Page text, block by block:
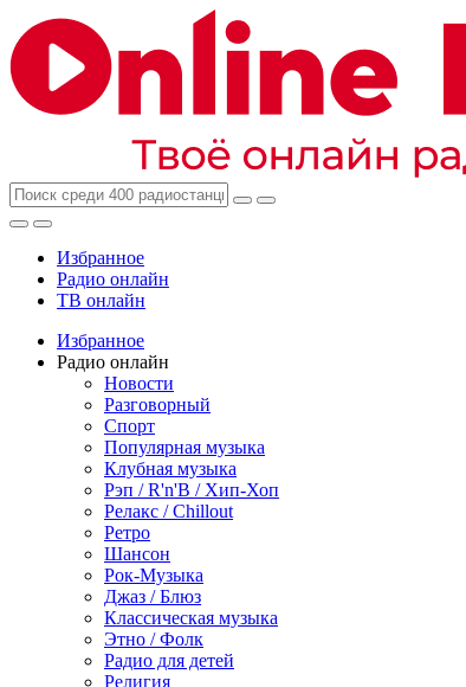
Избранное
Радио онлайн
ТВ онлайн
Избранное
Радио онлайн
Новости
Разговорный
Спорт
Популярная музыка
Клубная музыка
Рэп / R'n'B / Хип-Хоп
Релакс / Chillout
Ретро
Шансон
Рок-Музыка
Джаз / Блюз
Классическая музыка
Этно / Фолк
Радио для детей
Религия